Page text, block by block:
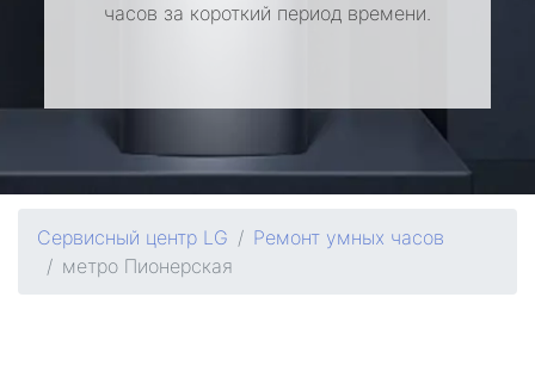
часов за короткий период времени.
Сервисный центр LG
Ремонт умных часов
метро Пионерская